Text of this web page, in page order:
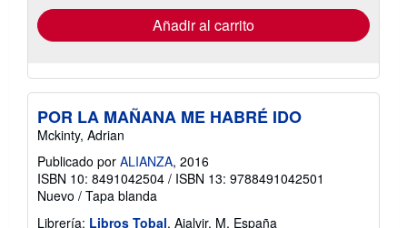
envío
Añadir al carrito
POR LA MAÑANA ME HABRÉ IDO
Mckinty, Adrian
Publicado por ALIANZA, 2016
ISBN 10: 8491042504 / ISBN 13: 9788491042501
Nuevo / Tapa blanda
Librería: Libros Tobal, Ajalvir, M, España